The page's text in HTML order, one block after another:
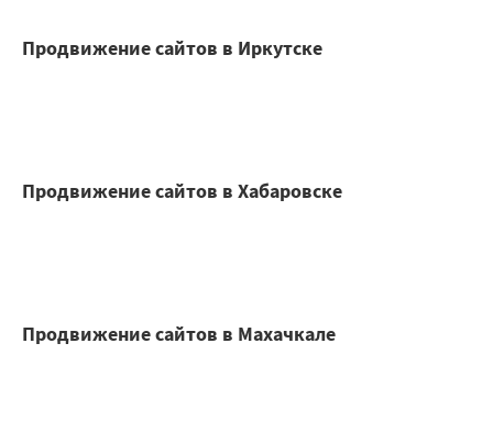
Продвижение сайтов в Иркутске
Продвижение сайтов в Хабаровске
Продвижение сайтов в Махачкале